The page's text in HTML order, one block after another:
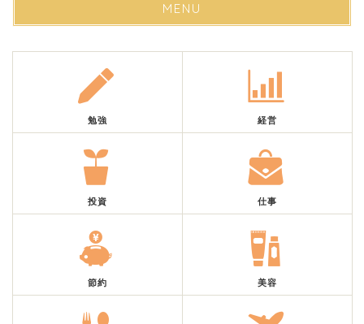
MENU
勉強 経営
投資 仕事
節約 美容